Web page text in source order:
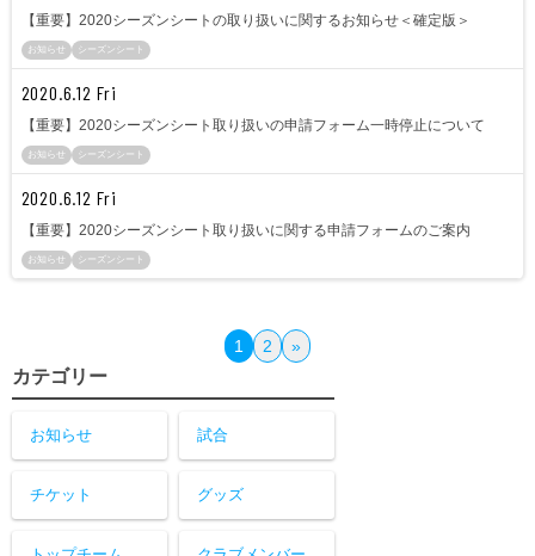
【重要】2020シーズンシートの取り扱いに関するお知らせ＜確定版＞
お知らせ シーズンシート
2020.6.12 Fri
【重要】2020シーズンシート取り扱いの申請フォーム一時停止について
お知らせ シーズンシート
2020.6.12 Fri
【重要】2020シーズンシート取り扱いに関する申請フォームのご案内
お知らせ シーズンシート
1 2 »
カテゴリー
お知らせ 試合
チケット グッズ